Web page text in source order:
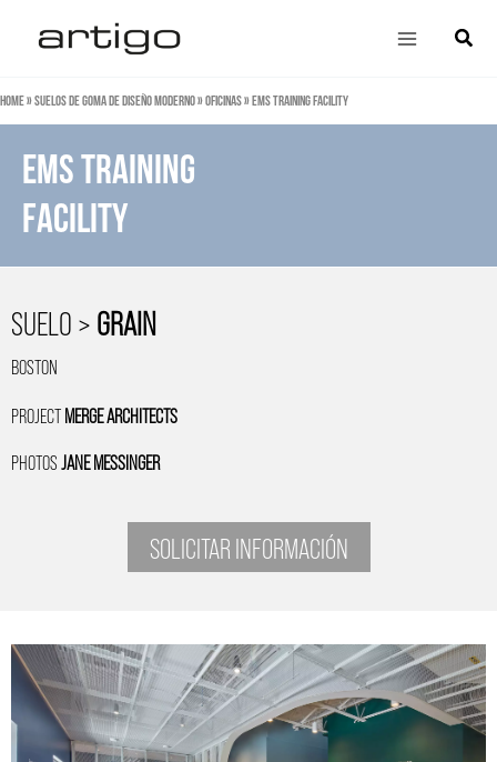
contenido
Main
Home»Suelos de goma de diseño moderno»Oficinas»EMS Training Facility
EMS TRAINING
FACILITY
SUELO >GRAIN
BOSTON
PROJECTMERGE ARCHITECTS
PHOTOSJANE MESSINGER
SOLICITAR INFORMACIÓN